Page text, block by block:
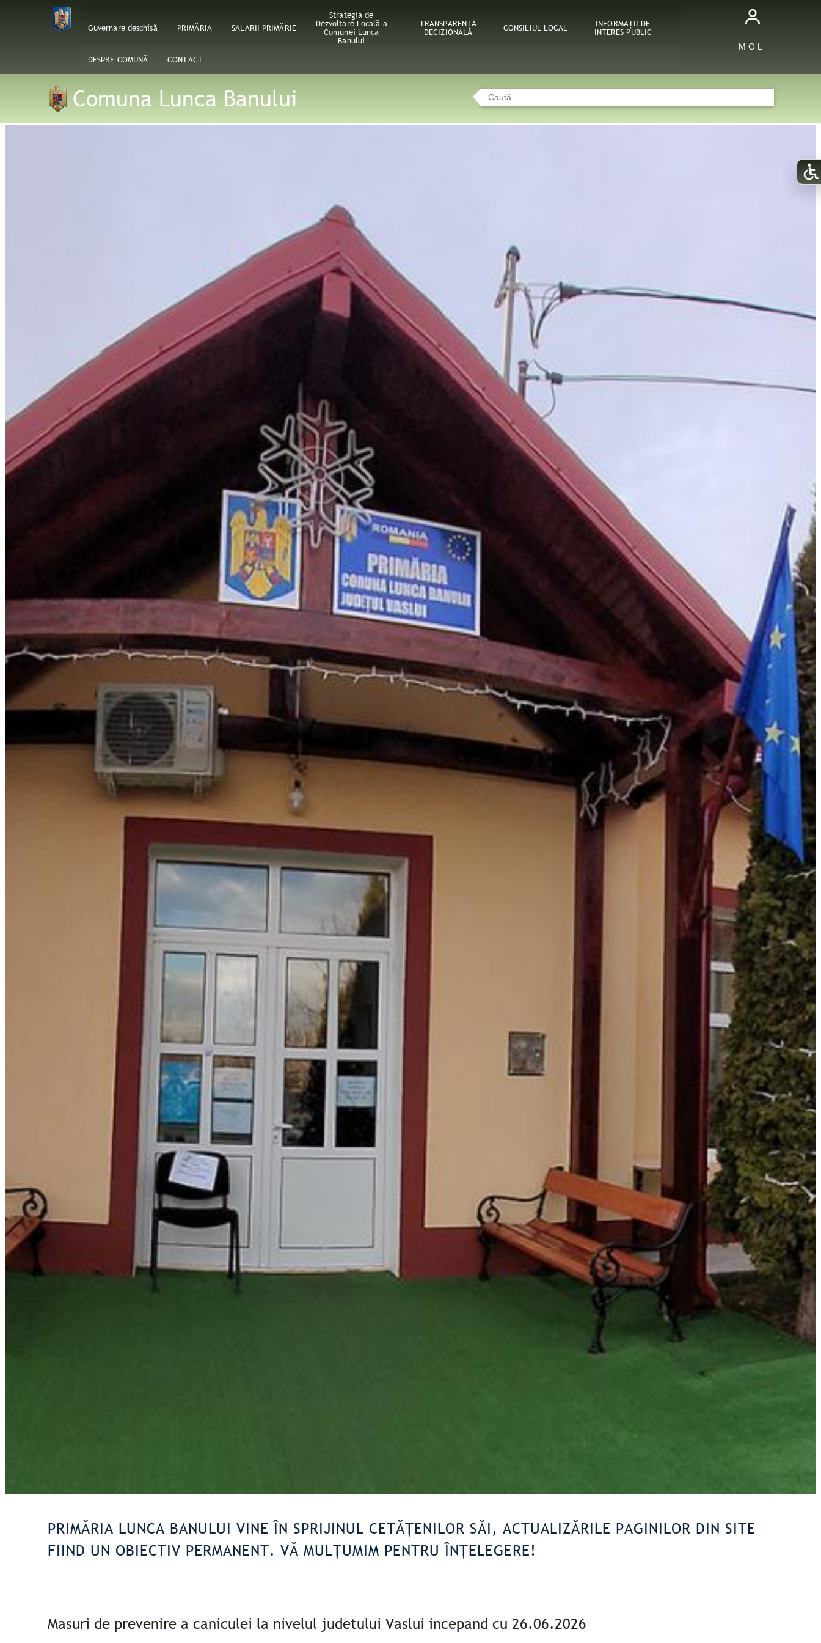
Guvernare deschisă PRIMĂRIA SALARII PRIMĂRIE
Strategia de
Dezvoltare Locală a
Comunei Lunca
Banului
TRANSPARENȚĂ
DECIZIONALĂ CONSILIUL LOCAL INFORMAŢII DE
INTERES PUBLIC
DESPRE COMUNĂ CONTACT
M O L
Comuna Lunca Banului
PRIMĂRIA LUNCA BANULUI VINE ÎN SPRIJINUL CETĂȚENILOR SĂI, ACTUALIZĂRILE PAGINILOR DIN SITE
FIIND UN OBIECTIV PERMANENT. VĂ MULȚUMIM PENTRU ÎNȚELEGERE!
Masuri de prevenire a caniculei la nivelul judetului Vaslui incepand cu 26.06.2026